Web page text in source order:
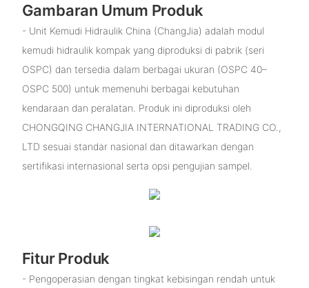
Gambaran Umum Produk
- Unit Kemudi Hidraulik China (ChangJia) adalah modul
kemudi hidraulik kompak yang diproduksi di pabrik (seri
OSPC) dan tersedia dalam berbagai ukuran (OSPC 40–
OSPC 500) untuk memenuhi berbagai kebutuhan
kendaraan dan peralatan. Produk ini diproduksi oleh
CHONGQING CHANGJIA INTERNATIONAL TRADING CO.,
LTD sesuai standar nasional dan ditawarkan dengan
sertifikasi internasional serta opsi pengujian sampel.
Fitur Produk
- Pengoperasian dengan tingkat kebisingan rendah untuk